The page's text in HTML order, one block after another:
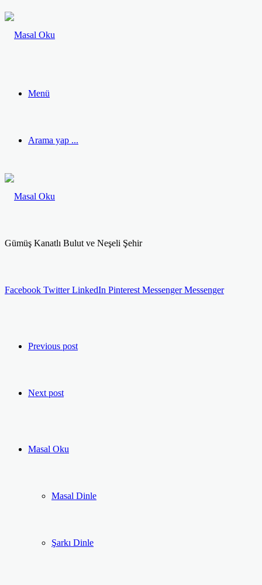
Menü
Arama yap ...
Gümüş Kanatlı Bulut ve Neşeli Şehir
Facebook Twitter LinkedIn Pinterest Messenger Messenger
Previous post
Next post
Masal Oku
Masal Dinle
Şarkı Dinle